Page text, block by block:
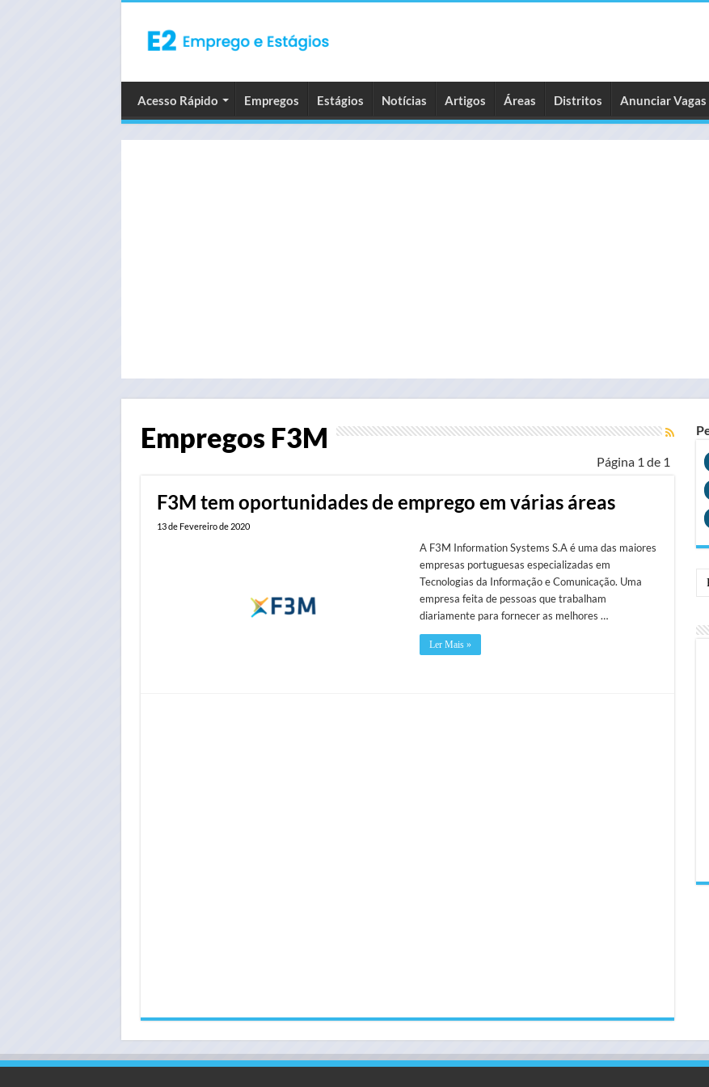
Acesso Rápido Empregos Estágios Notícias Artigos Áreas Distritos Anunciar Vagas
Empregos F3M
Página 1 de 1
F3M tem oportunidades de emprego em várias áreas
13 de Fevereiro de 2020
A F3M Information Systems S.A é uma das maiores
empresas portuguesas especializadas em
Tecnologias da Informação e Comunicação. Uma
empresa feita de pessoas que trabalham
diariamente para fornecer as melhores …
Ler Mais »